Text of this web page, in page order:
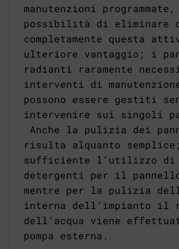
manutenzioni
possibilità di eliminare
completamente questa
ulteriore vantaggio; i
radianti raramente
interventi di
possono essere gestiti
intervenire sui singoli
Anche la pulizia dei
risulta alquanto
sufficiente l’utilizzo di
detergenti per il
mentre per la pulizia
interna dell’impianto il
dell’acqua viene
pompa esterna.